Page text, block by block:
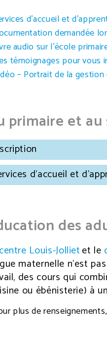
d’accueil et
demandée
audio sur l’école
témoignages pour vous
– Portrait de la gestion
primaire et au
d'accueil et
des
centre Louis-Jollietet le
maternelle n’est
des cours qui
ou ébénisterie) à
plus de